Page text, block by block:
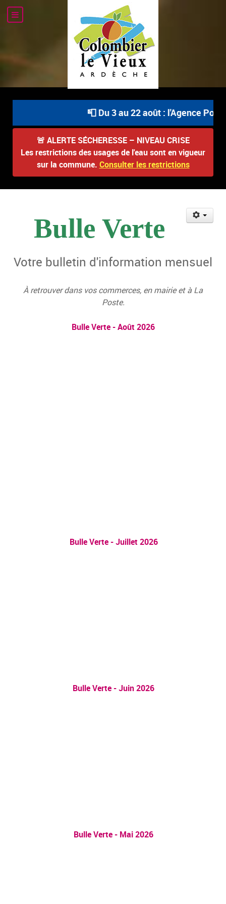
📮 Du 3 au 22 août : l'Agence
🚨 ALERTE SÉCHERESSE – NIVEAU CRISE
Les restrictions des usages de l'eau sont en vigueur
sur la commune. Consulter les restrictions
Bulle Verte
Votre bulletin d'information mensuel
À retrouver dans vos commerces, en mairie et à La
Poste.
Bulle Verte - Août 2026
Bulle Verte - Juillet 2026
Bulle Verte - Juin 2026
Bulle Verte - Mai 2026